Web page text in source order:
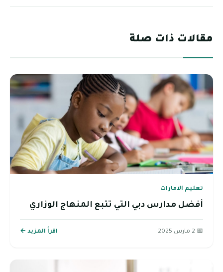
مقالات ذات صلة
تعليم الامارات
أفضل مدارس دبي التي تتبع المنهاج الوزاري
📅 2 مارس 2025 اقرأ المزيد ←